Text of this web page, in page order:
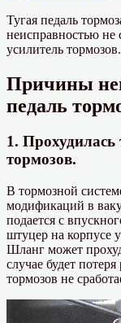
Тугая педаль
неисправностью не
усилитель тормозов.
Причины
педаль
1. Прохудилась
тормозов.
В тормозной
модификаций в
подается с
штуцер на корпусе
Шланг может
случае будет
тормозов не